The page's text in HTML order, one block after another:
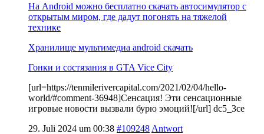
На Android можно бесплатно скачать автосимулятор с
открытым миром, где дадут погонять на тяжелой
технике
Хранилище мультимедиа android скачать
Гонки и состязания в GTA Vice City
[url=https://tenmilerivercapital.com/2021/02/04/hello-
world/#comment-36948]Сенсация! Эти сенсационные
игровые новости вызвали бурю эмоций![/url] dc5_3ce
29. Juli 2024 um 00:38 #109248 Antwort